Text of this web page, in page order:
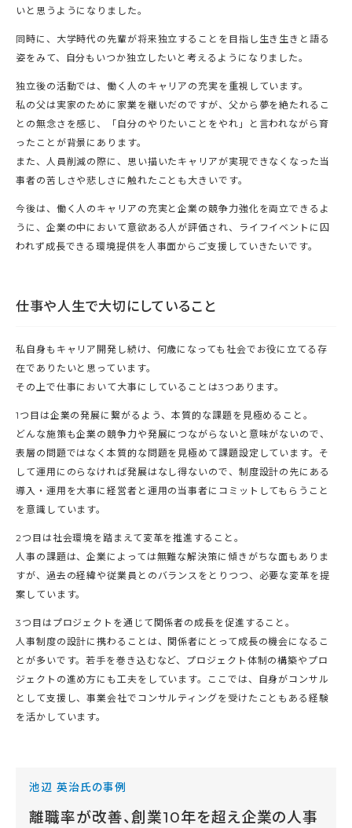
いと思うようになりました。
同時に、大学時代の先輩が将来独立することを目指し生き生きと語る
姿をみて、自分もいつか独立したいと考えるようになりました。
独立後の活動では、働く人のキャリアの充実を重視しています。
私の父は実家のために家業を継いだのですが、父から夢を絶たれるこ
との無念さを感じ、「自分のやりたいことをやれ」と言われながら育
ったことが背景にあります。
また、人員削減の際に、思い描いたキャリアが実現できなくなった当
事者の苦しさや悲しさに触れたことも大きいです。
今後は、働く人のキャリアの充実と企業の競争力強化を両立できるよ
うに、企業の中において意欲ある人が評価され、ライフイベントに囚
われず成長できる環境提供を人事面からご支援していきたいです。
仕事や人生で大切にしていること
私自身もキャリア開発し続け、何歳になっても社会でお役に立てる存
在でありたいと思っています。
その上で仕事において大事にしていることは3つあります。
1つ目は企業の発展に繋がるよう、本質的な課題を見極めること。
どんな施策も企業の競争力や発展につながらないと意味がないので、
表層の問題ではなく本質的な問題を見極めて課題設定しています。そ
して運用にのらなければ発展はなし得ないので、制度設計の先にある
導入・運用を大事に経営者と運用の当事者にコミットしてもらうこと
を意識しています。
2つ目は社会環境を踏まえて変革を推進すること。
人事の課題は、企業によっては無難な解決策に傾きがちな面もありま
すが、過去の経緯や従業員とのバランスをとりつつ、必要な変革を提
案しています。
3つ目はプロジェクトを通じて関係者の成長を促進すること。
人事制度の設計に携わることは、関係者にとって成長の機会になるこ
とが多いです。若手を巻き込むなど、プロジェクト体制の構築やプロ
ジェクトの進め方にも工夫をしています。ここでは、自身がコンサル
として支援し、事業会社でコンサルティングを受けたこともある経験
を活かしています。
池辺 英治氏の事例
離職率が改善、創業10年を超え企業の人事